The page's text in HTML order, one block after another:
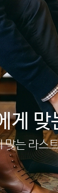
게 맞
맞는 라스